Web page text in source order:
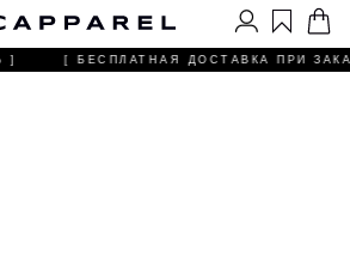
] [ БЕСПЛАТНАЯ ДОСТАВКА ПРИ